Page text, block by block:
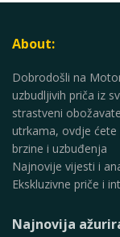
About:
Dobrodošli na
uzbudljivih priča iz
strastveni
utrkama, ovdje
brzine i uzbuđenja
Najnovije vijesti i
Ekskluzivne priče i
Najnovija